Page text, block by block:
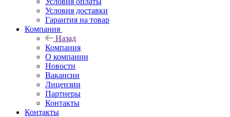
Условия доставки
Гарантия на товар
Компания
Назад
Компания
О компании
Новости
Вакансии
Лицензии
Партнеры
Контакты
Контакты